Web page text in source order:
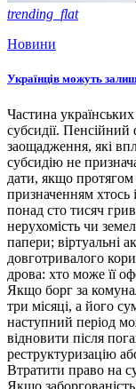
trending_flat
Новини
Українців можуть
Частина
субсидії.
заощадження, які
субсидію не
дати, якщо протягом
призначенням хтось
понад сто тисяч
нерухомість чи
папери; віртуальні
довготривалого
дрова: хто може її
Якщо борг за
три місяці, а його
наступний період
відновити після
реструктуризацію
Втратити право на
Якщо